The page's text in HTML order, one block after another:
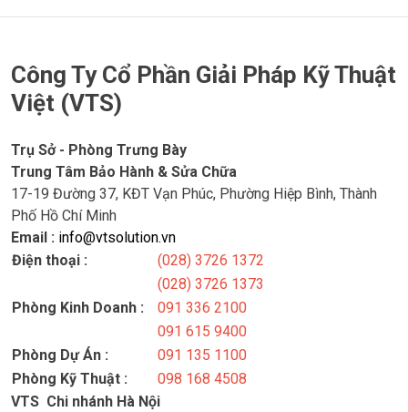
Công Ty Cổ Phần Giải Pháp Kỹ Thuật
Việt (VTS)
Trụ Sở - Phòng Trưng Bày
Trung Tâm Bảo Hành & Sửa Chữa
17-19 Đường 37, KĐT Vạn Phúc, Phường Hiệp Bình, Thành
Phố Hồ Chí Minh
Email : info@vtsolution.vn
Điện thoại :
(028) 3726 1372
(028) 3726 1373
Phòng Kinh Doanh :
091 336 2100
091 615 9400
Phòng Dự Án :
091 135 1100
Phòng Kỹ Thuật :
098 168 4508
VTS Chi nhánh Hà Nội